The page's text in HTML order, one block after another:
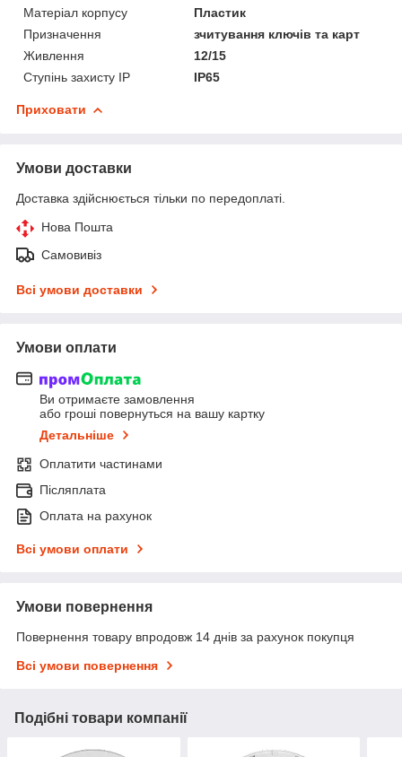
Матеріал корпусу
Пластик
Призначення
зчитування ключів та карт
Живлення
12/15
Ступінь захисту IP
IP65
Приховати
Умови доставки
Доставка здійснюється тільки по передоплаті.
Нова Пошта
Самовивіз
Всі умови доставки
Умови оплати
Ви отримаєте замовлення
або гроші повернуться на вашу картку
Детальніше
Оплатити частинами
Післяплата
Оплата на рахунок
Всі умови оплати
Умови повернення
Повернення товару впродовж 14 днів за рахунок покупця
Всі умови повернення
Подібні товари компанії